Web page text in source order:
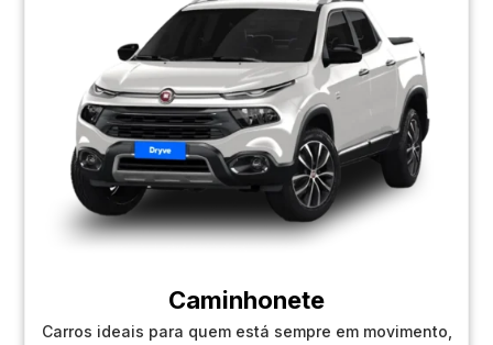
Caminhonete
Carros ideais para quem está sempre em movimento,